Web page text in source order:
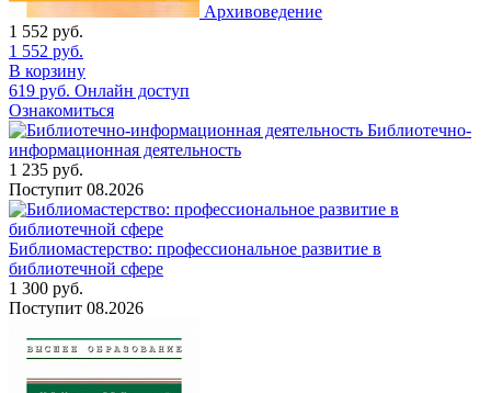
Архивоведение
1 552 руб.
1 552 руб.
В корзину
619 руб. Онлайн доступ
Ознакомиться
Библиотечно-
информационная деятельность
1 235 руб.
Поступит 08.2026
Библиомастерство: профессиональное развитие в
библиотечной сфере
1 300 руб.
Поступит 08.2026